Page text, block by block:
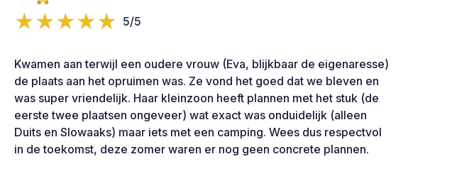
5/5
Kwamen aan terwijl een oudere vrouw (Eva, blijkbaar de eigenaresse)
de plaats aan het opruimen was. Ze vond het goed dat we bleven en
was super vriendelijk. Haar kleinzoon heeft plannen met het stuk (de
eerste twee plaatsen ongeveer) wat exact was onduidelijk (alleen
Duits en Slowaaks) maar iets met een camping. Wees dus respectvol
in de toekomst, deze zomer waren er nog geen concrete plannen.